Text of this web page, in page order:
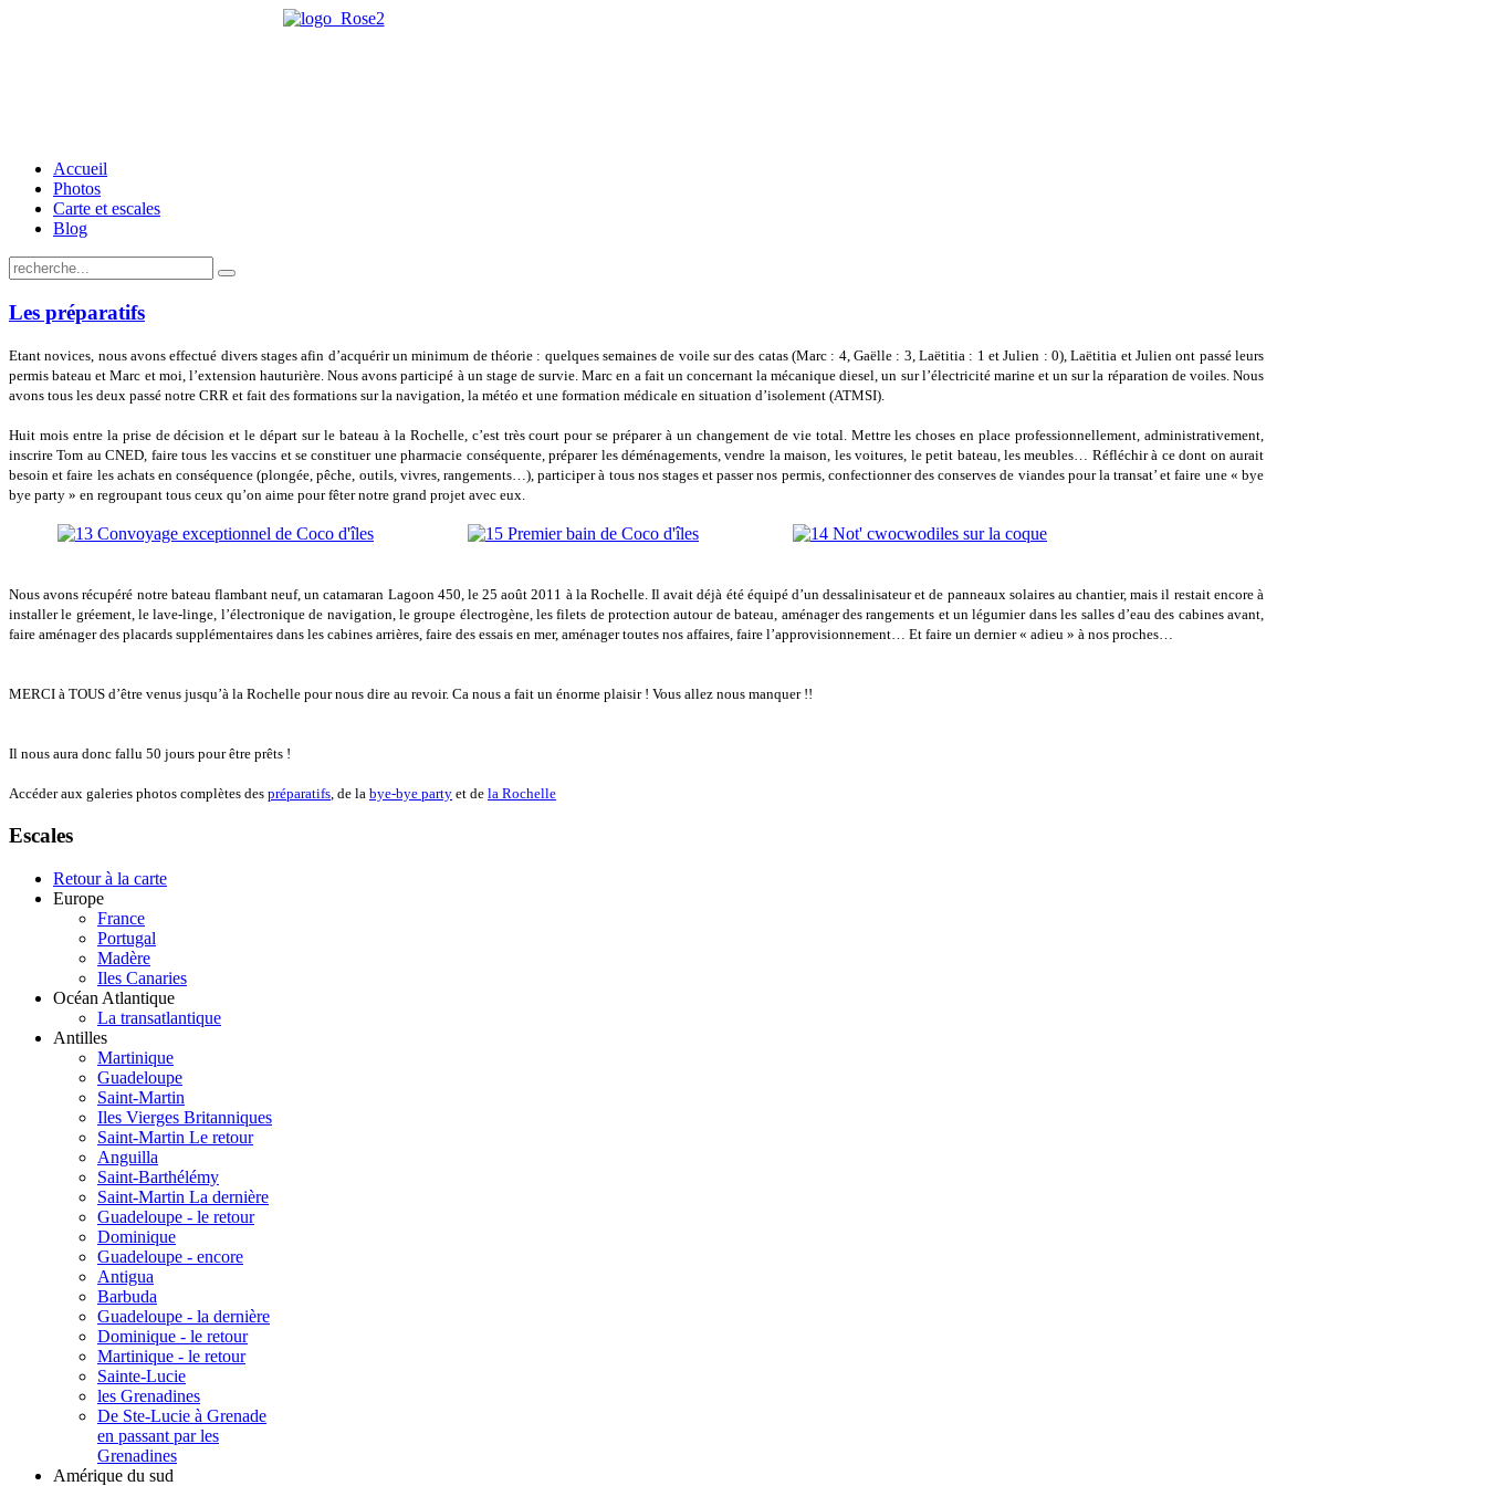
Accueil
Photos
Carte et escales
Blog
Les préparatifs
Etant novices, nous avons effectué divers stages afin d’acquérir un minimum de théorie : quelques semaines de voile sur des catas (Marc : 4, Gaëlle : 3, Laëtitia : 1 et Julien : 0), Laëtitia et Julien ont passé leurs
permis bateau et Marc et moi, l’extension hauturière. Nous avons participé à un stage de survie. Marc en a fait un concernant la mécanique diesel, un sur l’électricité marine et un sur la réparation de voiles. Nous
avons tous les deux passé notre CRR et fait des formations sur la navigation, la météo et une formation médicale en situation d’isolement (ATMSI).
Huit mois entre la prise de décision et le départ sur le bateau à la Rochelle, c’est très court pour se préparer à un changement de vie total. Mettre les choses en place professionnellement, administrativement,
inscrire Tom au CNED, faire tous les vaccins et se constituer une pharmacie conséquente, préparer les déménagements, vendre la maison, les voitures, le petit bateau, les meubles… Réfléchir à ce dont on aurait
besoin et faire les achats en conséquence (plongée, pêche, outils, vivres, rangements…), participer à tous nos stages et passer nos permis, confectionner des conserves de viandes pour la transat’ et faire une « bye
bye party » en regroupant tous ceux qu’on aime pour fêter notre grand projet avec eux.
Nous avons récupéré notre bateau flambant neuf, un catamaran Lagoon 450, le 25 août 2011 à la Rochelle. Il avait déjà été équipé d’un dessalinisateur et de panneaux solaires au chantier, mais il restait encore à
installer le gréement, le lave-linge, l’électronique de navigation, le groupe électrogène, les filets de protection autour de bateau, aménager des rangements et un légumier dans les salles d’eau des cabines avant,
faire aménager des placards supplémentaires dans les cabines arrières, faire des essais en mer, aménager toutes nos affaires, faire l’approvisionnement… Et faire un dernier « adieu » à nos proches…
MERCI à TOUS d’être venus jusqu’à la Rochelle pour nous dire au revoir. Ca nous a fait un énorme plaisir ! Vous allez nous manquer !!
Il nous aura donc fallu 50 jours pour être prêts !
Accéder aux galeries photos complètes des préparatifs, de la bye-bye party et de la Rochelle
Escales
Retour à la carte
Europe
France
Portugal
Madère
Iles Canaries
Océan Atlantique
La transatlantique
Antilles
Martinique
Guadeloupe
Saint-Martin
Iles Vierges Britanniques
Saint-Martin Le retour
Anguilla
Saint-Barthélémy
Saint-Martin La dernière
Guadeloupe - le retour
Dominique
Guadeloupe - encore
Antigua
Barbuda
Guadeloupe - la dernière
Dominique - le retour
Martinique - le retour
Sainte-Lucie
les Grenadines
De Ste-Lucie à Grenade
en passant par les
Grenadines
Amérique du sud